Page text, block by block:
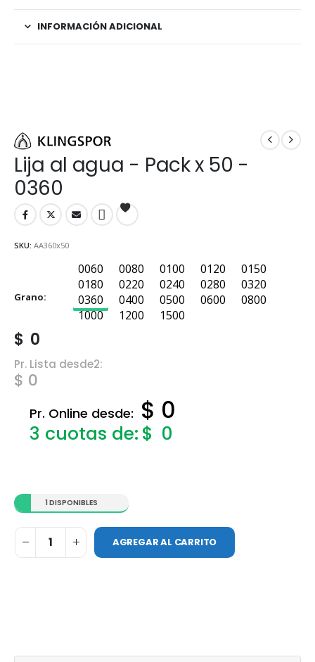
INFORMACIÓN ADICIONAL
Lija al agua - Pack x 50 -
0360
SKU: AA360x50
Grano
0060
0060 0080
0080 0100
0100 0120
0120 0150
0150
0180
0180 0220
0220 0240
0240 0280
0280 0320
0320
0360
0360 0400
0400 0500
0500 0600
0600 0800
0800
1000
1000 1200
1200 1500
1500
$ 0
Pr. Lista desde2:
$ 0
Pr. Online desde: $ 0
$ 0
1 DISPONIBLES
AGREGAR AL CARRITO